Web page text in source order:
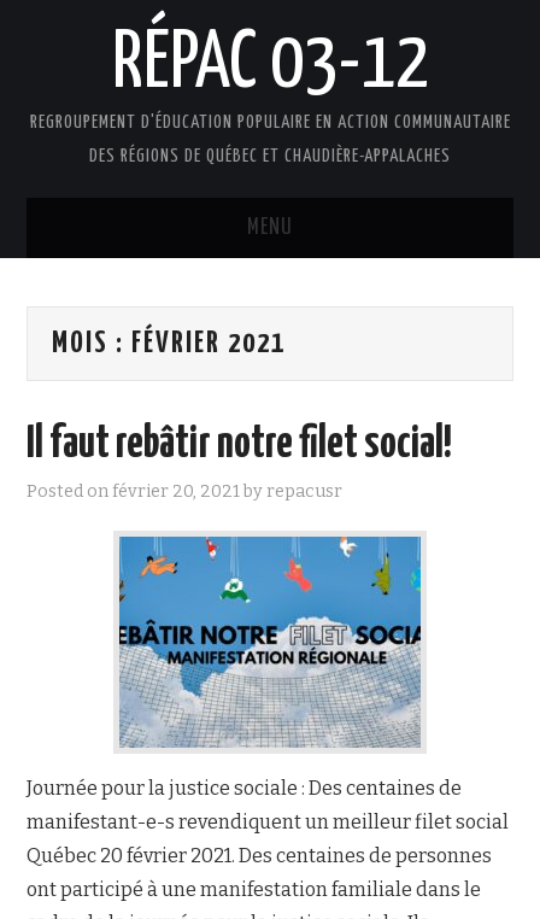
RÉPAC 03-12
REGROUPEMENT D'ÉDUCATION POPULAIRE EN ACTION COMMUNAUTAIRE
DES RÉGIONS DE QUÉBEC ET CHAUDIÈRE-APPALACHES
MENU
PRÉSENTATION
FAIRE UN DON !
NOUS JOINDRE
MOIS : FÉVRIER 2021
Il faut rebâtir notre filet social!
Posted onfévrier 20, 2021byrepacusr
Journée pour la justice sociale : Des centaines de
manifestant-e-s revendiquent un meilleur filet social
Québec 20 février 2021. Des centaines de personnes
ont participé à une manifestation familiale dans le